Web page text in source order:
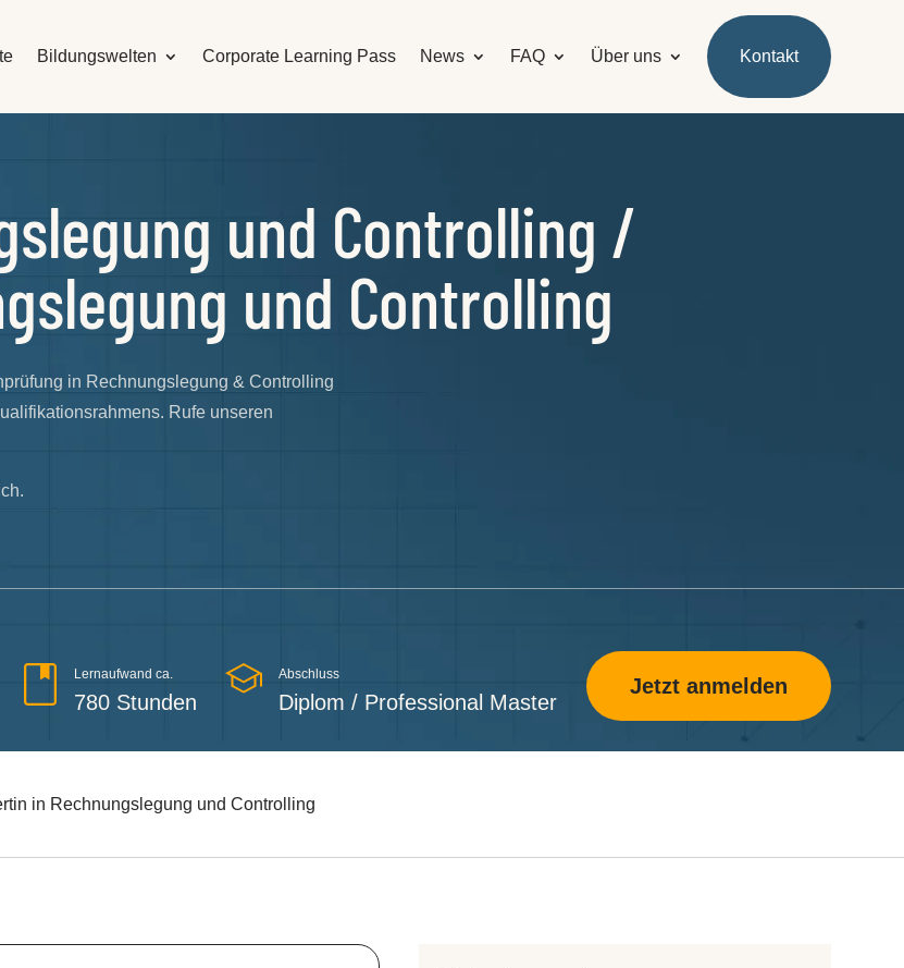
Bildungswelten Corporate Learning Pass News FAQ Über uns Kontakt
und Controlling /
und Controlling
in Rechnungslegung & Controlling
Rufe unseren
Lernaufwand ca.
780 Stunden
Abschluss
Diplom / Professional Master
Jetzt anmelden
in Rechnungslegung und Controlling